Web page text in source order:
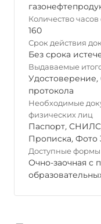
Количество
160
Срок действия
Без срока
Выдаваемые
Удостоверение,
протокола
Необходимые
физических лиц
Паспорт, СНИЛС
Прописка, Фото
Доступные
Очно-заочная с